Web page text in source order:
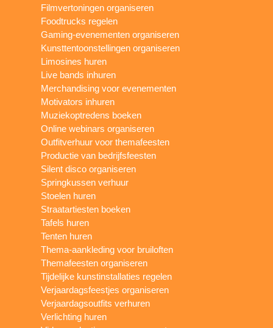
Filmvertoningen organiseren
Foodtrucks regelen
Gaming-evenementen organiseren
Kunsttentoonstellingen organiseren
Limosines huren
Live bands inhuren
Merchandising voor evenementen
Motivators inhuren
Muziekoptredens boeken
Online webinars organiseren
Outfitverhuur voor themafeesten
Productie van bedrijfsfeesten
Silent disco organiseren
Springkussen verhuur
Stoelen huren
Straatartiesten boeken
Tafels huren
Tenten huren
Thema-aankleding voor bruiloften
Themafeesten organiseren
Tijdelijke kunstinstallaties regelen
Verjaardagsfeestjes organiseren
Verjaardagsoutfits verhuren
Verlichting huren